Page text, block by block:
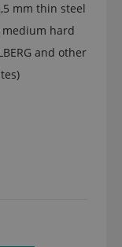
mm thin steel
medium hard
and other